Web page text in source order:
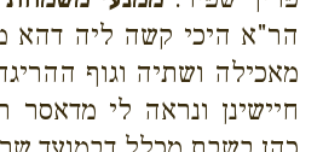
הר"א היכי קשה ליה דהא
מאכילה ושתיה וגוף
חיישינן ונראה לי